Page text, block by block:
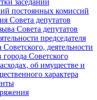
заседаний
постоянных комиссий
Совета депутатов
Совета депутатов
председателя
деятельности
города Советского
об имуществе и
характера